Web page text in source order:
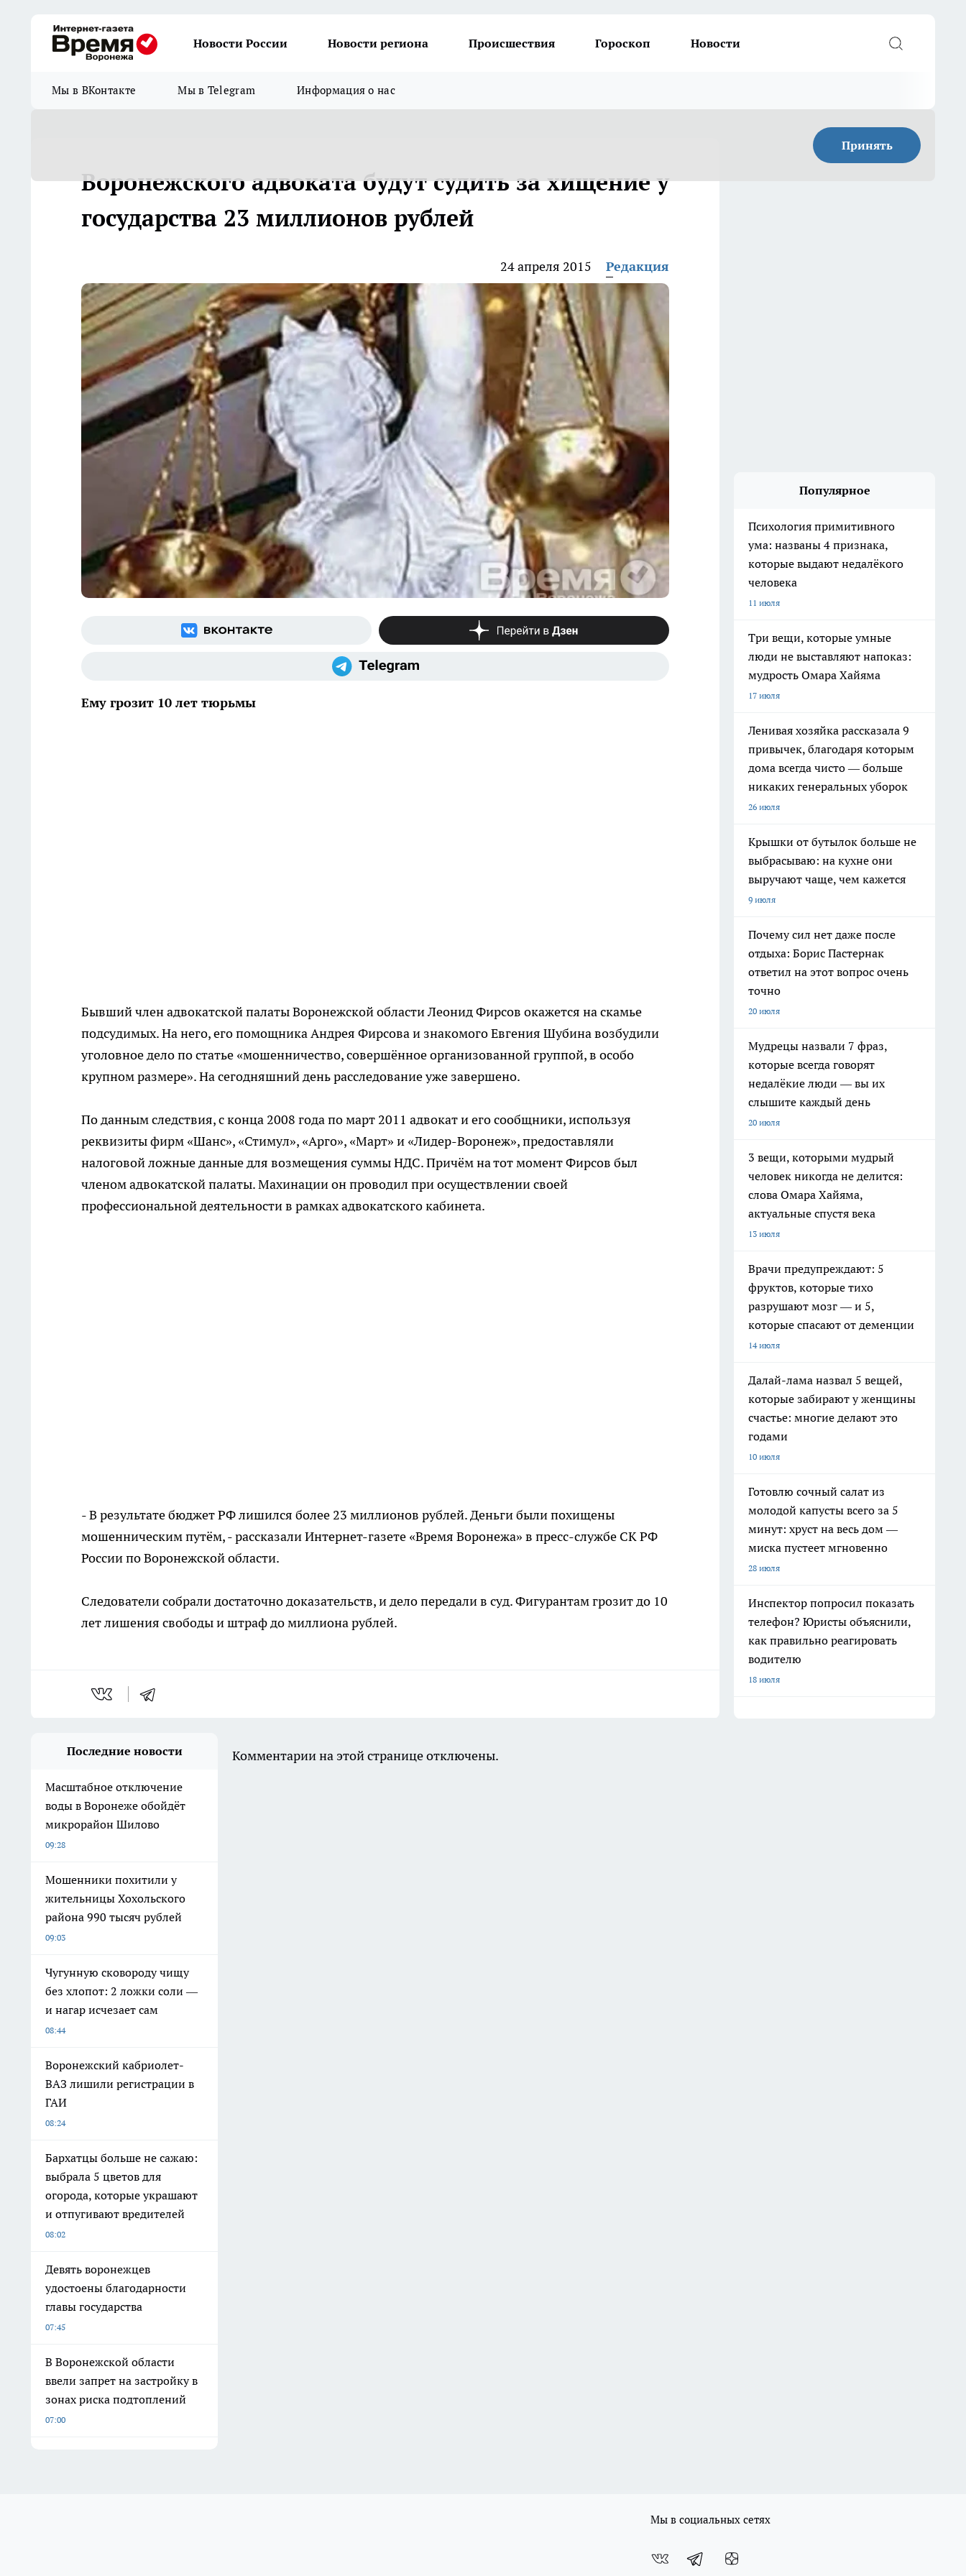
Новости России Новости региона Происшествия Гороскоп Новости
Мы в ВКонтакте Мы в Telegram Информация о нас
Принять
Воронежского адвоката будут судить за хищение у
государства 23 миллионов рублей
24 апреля 2015 Редакция
Ему грозит 10 лет тюрьмы
Бывший член адвокатской палаты Воронежской области Леонид Фирсов окажется на скамье
подсудимых. На него, его помощника Андрея Фирсова и знакомого Евгения Шубина возбудили
уголовное дело по статье «мошенничество, совершённое организованной группой, в особо
крупном размере». На сегодняшний день расследование уже завершено.
По данным следствия, с конца 2008 года по март 2011 адвокат и его сообщники, используя
реквизиты фирм «Шанс», «Стимул», «Арго», «Март» и «Лидер-Воронеж», предоставляли
налоговой ложные данные для возмещения суммы НДС. Причём на тот момент Фирсов был
членом адвокатской палаты. Махинации он проводил при осуществлении своей
профессиональной деятельности в рамках адвокатского кабинета.
- В результате бюджет РФ лишился более 23 миллионов рублей. Деньги были похищены
мошенническим путём, - рассказали Интернет-газете «Время Воронежа» в пресс-службе СК РФ
России по Воронежской области.
Следователи собрали достаточно доказательств, и дело передали в суд. Фигурантам грозит до 10
лет лишения свободы и штраф до миллиона рублей.
Популярное
Психология примитивного
ума: названы 4 признака,
которые выдают недалёкого
человека
11 июля
Три вещи, которые умные
люди не выставляют напоказ:
мудрость Омара Хайяма
17 июля
Ленивая хозяйка рассказала 9
привычек, благодаря которым
дома всегда чисто — больше
никаких генеральных уборок
26 июля
Крышки от бутылок больше не
выбрасываю: на кухне они
выручают чаще, чем кажется
9 июля
Почему сил нет даже после
отдыха: Борис Пастернак
ответил на этот вопрос очень
точно
20 июля
Мудрецы назвали 7 фраз,
которые всегда говорят
недалёкие люди — вы их
слышите каждый день
20 июля
3 вещи, которыми мудрый
человек никогда не делится:
слова Омара Хайяма,
актуальные спустя века
13 июля
Врачи предупреждают: 5
фруктов, которые тихо
разрушают мозг — и 5,
которые спасают от деменции
14 июля
Далай-лама назвал 5 вещей,
которые забирают у женщины
счастье: многие делают это
годами
10 июля
Готовлю сочный салат из
молодой капусты всего за 5
минут: хруст на весь дом —
миска пустеет мгновенно
28 июля
Инспектор попросил показать
телефон? Юристы объяснили,
как правильно реагировать
водителю
18 июля
Последние новости
Масштабное отключение
воды в Воронеже обойдёт
микрорайон Шилово
09:28
Мошенники похитили у
жительницы Хохольского
района 990 тысяч рублей
09:03
Чугунную сковороду чищу
без хлопот: 2 ложки соли —
и нагар исчезает сам
08:44
Воронежский кабриолет-
ВАЗ лишили регистрации в
ГАИ
08:24
Бархатцы больше не сажаю:
выбрала 5 цветов для
огорода, которые украшают
и отпугивают вредителей
08:02
Девять воронежцев
удостоены благодарности
главы государства
07:45
В Воронежской области
ввели запрет на застройку в
зонах риска подтоплений
07:00
Комментарии на этой странице отключены.
Мы в социальных сетях